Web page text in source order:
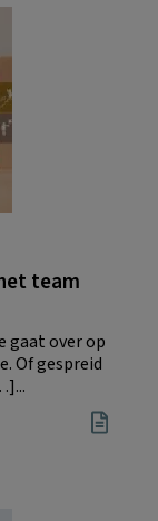
team
gaat over op
Of gespreid